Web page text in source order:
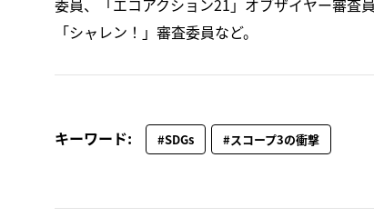
「シャレン！」審査委員など。
キーワード: #SDGs #スコープ3の衝撃